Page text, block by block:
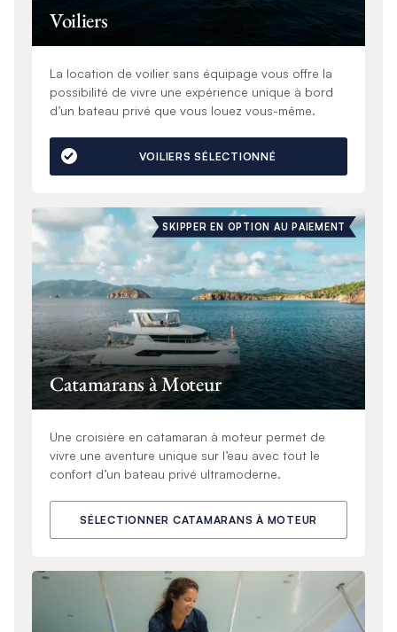
Voiliers
La location de voilier sans équipage vous offre la
possibilité de vivre une expérience unique à bord
d’un bateau privé que vous louez vous-même.
VOILIERS SÉLECTIONNÉ
SKIPPER EN OPTION AU PAIEMENT
Catamarans à Moteur
Une croisière en catamaran à moteur permet de
vivre une aventure unique sur l’eau avec tout le
confort d’un bateau privé ultramoderne.
SÉLECTIONNER CATAMARANS À MOTEUR